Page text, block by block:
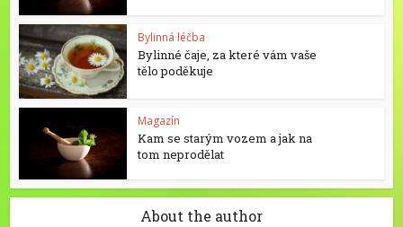
Bylinná léčba
Bylinné čaje, za které vám vaše
tělo poděkuje
Magazín
Kam se starým vozem a jak na
tom neprodělat
About the author